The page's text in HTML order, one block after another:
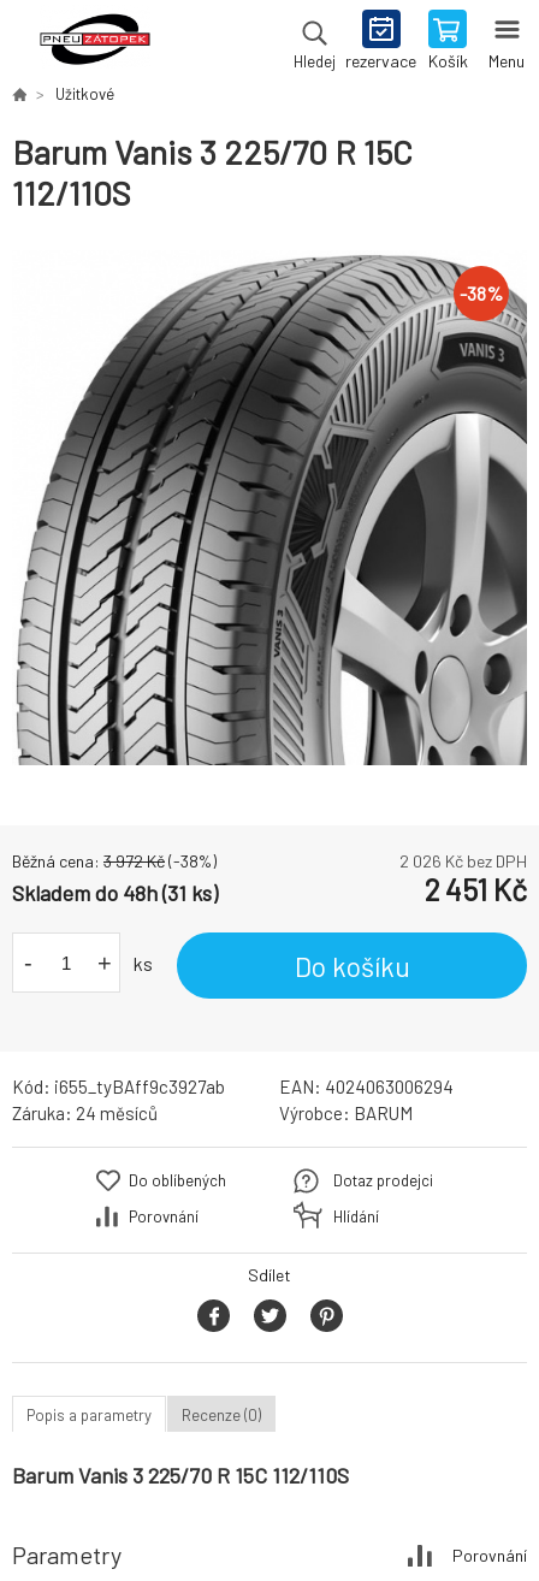
Hledej rezervace Košík Menu
Užitkové
Barum Vanis 3 225/70 R 15C
112/110S
-38%
Běžná cena: 3 972Kč(-38%) 2 026 Kč bez DPH
Skladem do 48h (31 ks) 2 451 Kč
- + ks Do košíku
Kód: i655_tyBAff9c3927ab EAN: 4024063006294
Záruka: 24 měsíců Výrobce: BARUM
Do oblíbených
Porovnání
Dotaz prodejci
Hlídání
Sdílet
Popis a parametry Recenze (0)
Barum Vanis 3 225/70 R 15C 112/110S
Parametry Porovnání